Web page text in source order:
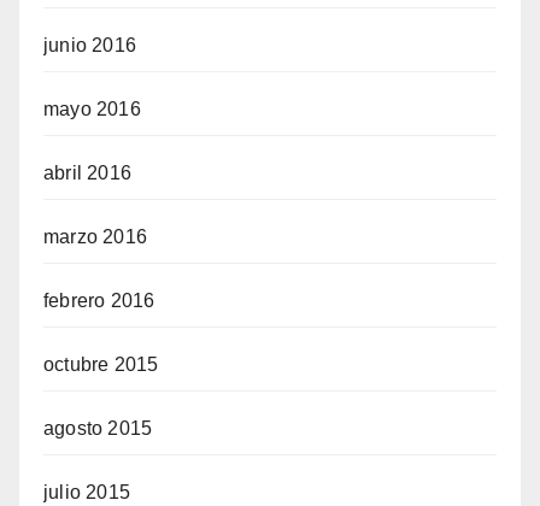
junio 2016
mayo 2016
abril 2016
marzo 2016
febrero 2016
octubre 2015
agosto 2015
julio 2015